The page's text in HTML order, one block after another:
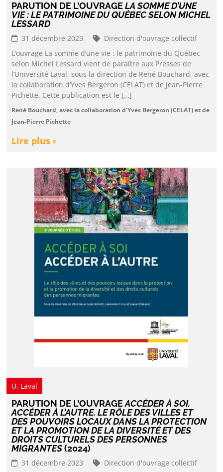
PARUTION DE L’OUVRAGELA SOMME D’UNE
VIE : LE PATRIMOINE DU QUÉBEC SELON MICHEL
LESSARD
31 décembre 2023
Direction d'ouvrage collectif
L’ouvrage La somme d’une vie : le patrimoine du Québec
selon Michel Lessard vient de paraître aux Presses de
l’Université Laval, sous la direction de René Bouchard, avec
la collaboration d’Yves Bergeron (CELAT) et de Jean-Pierre
Pichette. Cette publication est le […]
René Bouchard, avec la collaboration d’Yves Bergeron (CELAT) et de
Jean-Pierre Pichette
Lire plus ›
U. Laval
PARUTION DE L’OUVRAGEACCÉDER À SOI.
ACCÉDER À L’AUTRE. LE RÔLE DES VILLES ET
DES POUVOIRS LOCAUX DANS LA PROTECTION
ET LA PROMOTION DE LA DIVERSITÉ ET DES
DROITS CULTURELS DES PERSONNES
MIGRANTES(2024)
31 décembre 2023
Direction d'ouvrage collectif